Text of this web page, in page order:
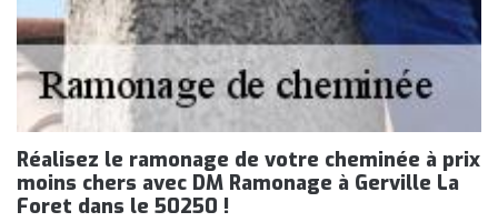
Réalisez le ramonage de votre cheminée à prix
moins chers avec DM Ramonage à Gerville La
Foret dans le 50250 !